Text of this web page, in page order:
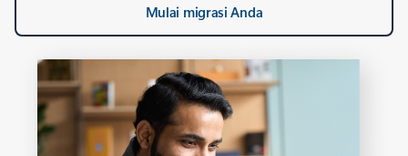
Mulai migrasi Anda